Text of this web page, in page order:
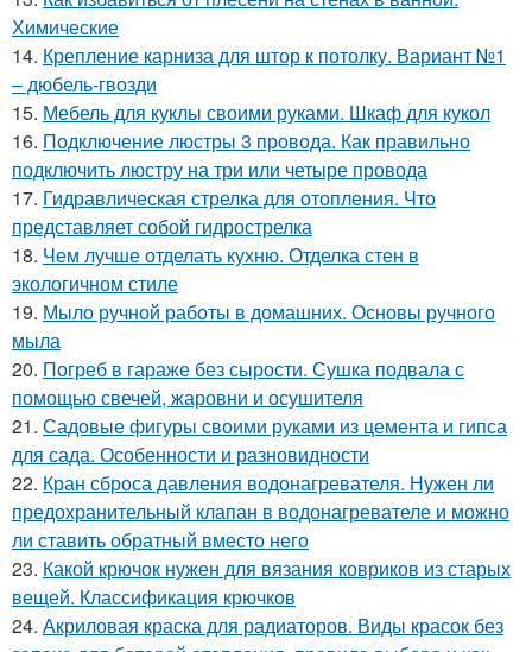
Химические
14. Крепление карниза для штор к потолку. Вариант №1
– дюбель-гвозди
15. Мебель для куклы своими руками. Шкаф для кукол
16. Подключение люстры 3 провода. Как правильно
подключить люстру на три или четыре провода
17. Гидравлическая стрелка для отопления. Что
представляет собой гидрострелка
18. Чем лучше отделать кухню. Отделка стен в
экологичном стиле
19. Мыло ручной работы в домашних. Основы ручного
мыла
20. Погреб в гараже без сырости. Сушка подвала с
помощью свечей, жаровни и осушителя
21. Садовые фигуры своими руками из цемента и гипса
для сада. Особенности и разновидности
22. Кран сброса давления водонагревателя. Нужен ли
предохранительный клапан в водонагревателе и можно
ли ставить обратный вместо него
23. Какой крючок нужен для вязания ковриков из старых
вещей. Классификация крючков
24. Акриловая краска для радиаторов. Виды красок без